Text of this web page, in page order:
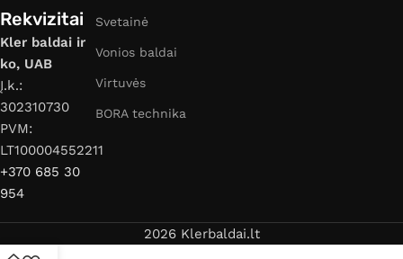
Rekvizitai
Kler baldai ir
ko, UAB
Į.k.:
302310730
PVM:
LT100004552211
+370 685 30
954
Svetainė
Vonios baldai
Virtuvės
BORA technika
2026 Klerbaldai.lt